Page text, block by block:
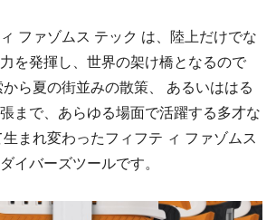
ファゾムス テック は、陸上だけでな
を発揮し、世界の架け橋となるので
ら夏の街並みの散策、 あるいははる
まで、あらゆる場面で活躍する多才な
まれ変わったフィフテ ィ ファゾムス
イバーズツールです。